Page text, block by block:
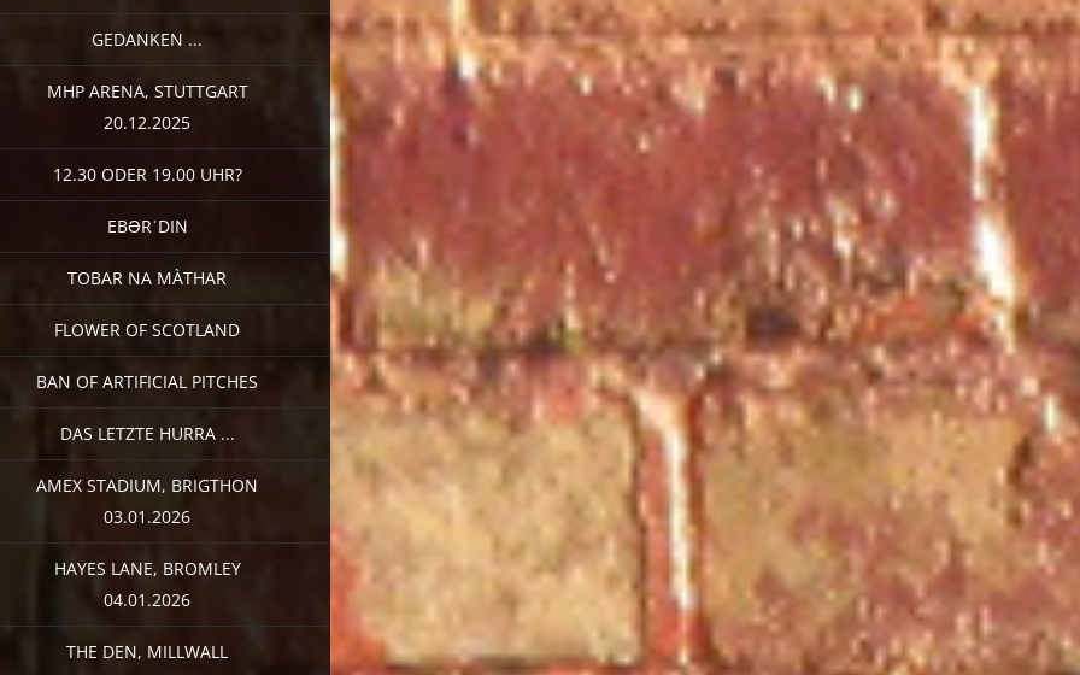
GEDANKEN ...
MHP ARENA, STUTTGART
20.12.2025
12.30 ODER 19.00 UHR?
EBƏRˈDIN
TOBAR NA MÀTHAR
FLOWER OF SCOTLAND
BAN OF ARTIFICIAL PITCHES
DAS LETZTE HURRA ...
AMEX STADIUM, BRIGTHON
03.01.2026
HAYES LANE, BROMLEY
04.01.2026
THE DEN, MILLWALL